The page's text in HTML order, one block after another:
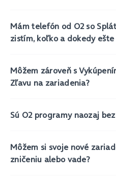
Mám telefón od O2 so
zistím, koľko a dokedy
Môžem zároveň s
Zľavu na zariadenia?
Sú O2 programy naozaj
Môžem si svoje nové
zničeniu alebo vade?